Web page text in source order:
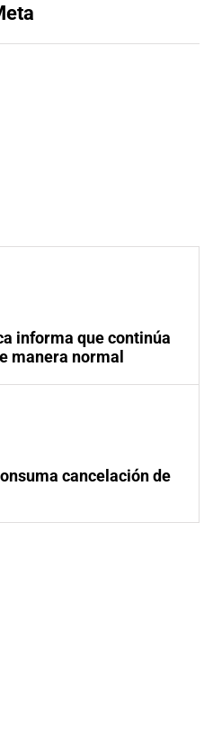
informa que continúa
manera normal
cancelación de